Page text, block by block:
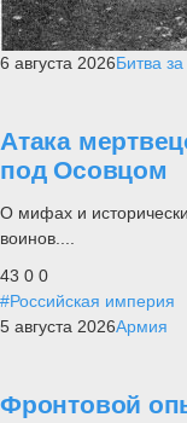
6 августа 2026Битва
Атака
под Осовцом
О мифах и
воинов....
43 0 0
#Российская империя
5 августа 2026Армия
Фронтовой